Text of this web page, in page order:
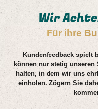
Wir
Für ihre
Kundenfeedback spielt
können nur stetig unseren
halten, in dem wir uns
einholen. Zögern Sie